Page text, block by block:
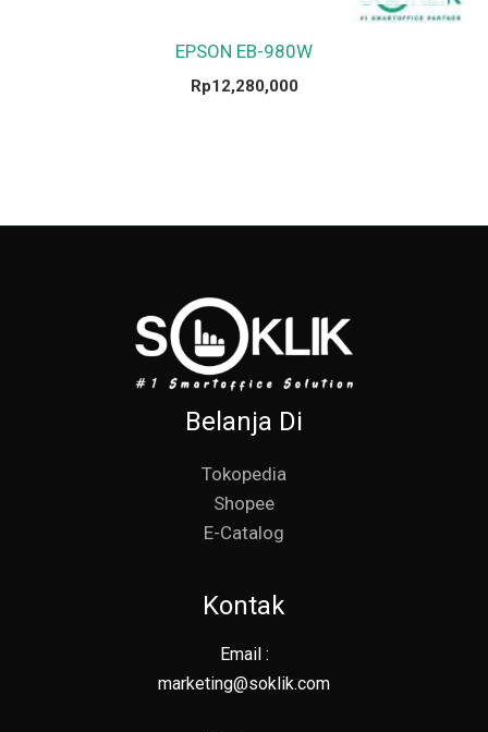
EPSON EB-980W
Rp12,280,000
Belanja Di
Tokopedia
Shopee
E-Catalog
Kontak
Email :
marketing@soklik.com